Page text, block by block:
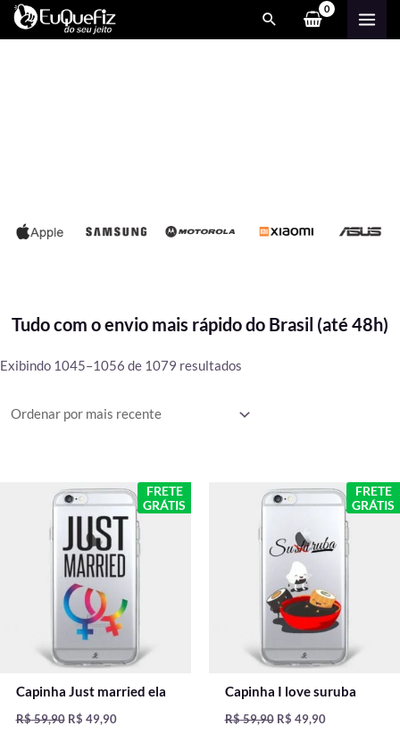
Tudo com o envio mais rápido do Brasil (até 48h)
Exibindo 1045–1056 de 1079 resultados
mais
FRETE
GRÁTIS
Capinha Just married ela
R$59,90
O
preço
original
era:
R$ 59,90.
R$ 49,90
O
preço
atual
R$ 49,90.
FRETE
GRÁTIS
Capinha I love suruba
R$59,90
O
preço
era:
R$ 59,90.
R$ 49,90
O
preço
atual
é:
R$ 49,90.